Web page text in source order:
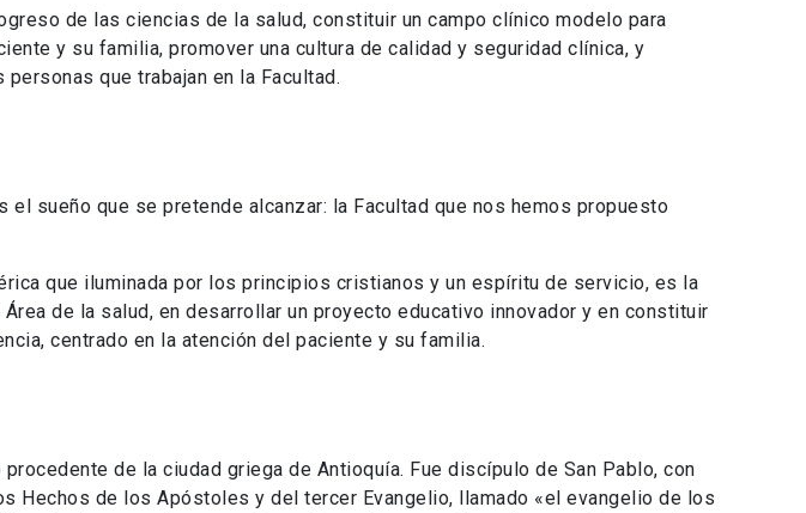
de las ciencias de la salud, constituir un campo clínico modelo para
y su familia, promover una cultura de calidad y seguridad clínica, y
que trabajan en la Facultad.
sueño que se pretende alcanzar: la Facultad que nos hemos propuesto
que iluminada por los principios cristianos y un espíritu de servicio, es la
de la salud, en desarrollar un proyecto educativo innovador y en constituir
centrado en la atención del paciente y su familia.
de la ciudad griega de Antioquía. Fue discípulo de San Pablo, con
Hechos de los Apóstoles y del tercer Evangelio, llamado «el evangelio de los